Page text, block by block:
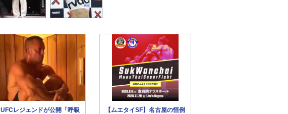
UFCレジェンドが公開「呼吸
【ムエタイSF】名古屋の恒例